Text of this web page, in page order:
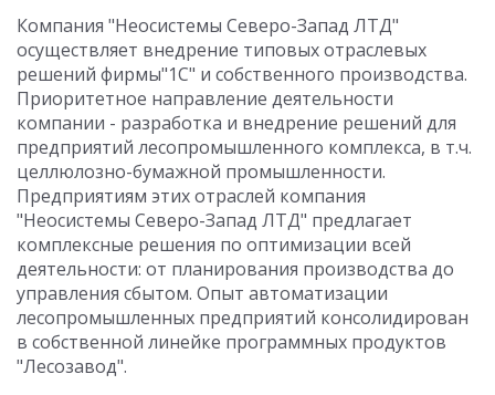
Компания "Неосистемы Северо-Запад ЛТД"
осуществляет внедрение типовых отраслевых
решений фирмы"1С" и собственного производства.
Приоритетное направление деятельности
компании - разработка и внедрение решений для
предприятий лесопромышленного комплекса, в т.ч.
целлюлозно-бумажной промышленности.
Предприятиям этих отраслей компания
"Неосистемы Северо-Запад ЛТД" предлагает
комплексные решения по оптимизации всей
деятельности: от планирования производства до
управления сбытом. Опыт автоматизации
лесопромышленных предприятий консолидирован
в собственной линейке программных продуктов
"Лесозавод".